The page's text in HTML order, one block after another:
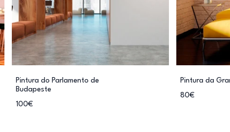
Pintura do Parlamento de
Budapeste
100€
Pintura da
80€